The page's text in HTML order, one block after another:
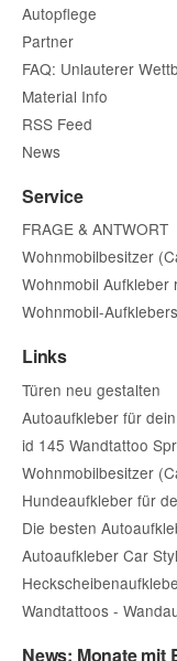
Autopflege
Partner
FAQ: Unlauterer
Material Info
RSS Feed
News
Service
FRAGE & ANTWORT
Wohnmobilbesitzer
Wohnmobil Aufkleber
Wohnmobil-
Links
Türen neu gestalten
Autoaufkleber für
id 145 Wandtattoo
Wohnmobilbesitzer
Hundeaufkleber für
Die besten
Autoaufkleber Car
Wandtattoos -
News: Monate mit